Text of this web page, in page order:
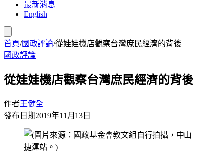
最新消息
English
首頁/國政評論/從娃娃機店觀察台灣庶民經濟的背後
國政評論
從娃娃機店觀察台灣庶民經濟的背後
作者王健全
發布日期2019年11月13日